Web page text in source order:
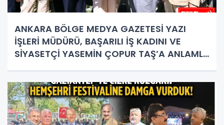
ANKARA BÖLGE MEDYA GAZETESİ YAZI
İŞLERİ MÜDÜRÜ, BAŞARILI İŞ KADINI VE
SİYASETÇİ YASEMİN ÇOPUR TAŞ’A ANLAMLI